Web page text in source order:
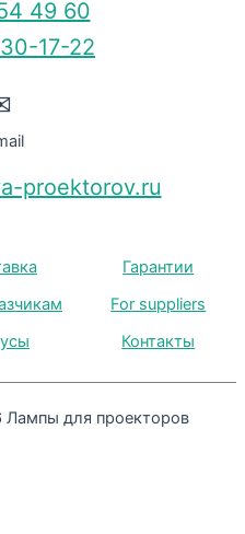
49 60
17-22
proektorov.ru
Гарантии
For suppliers
Контакты
для проекторов